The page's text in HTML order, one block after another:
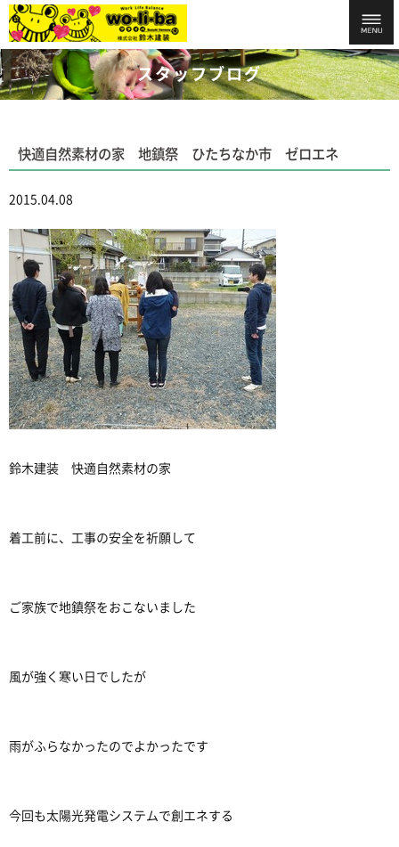
スタッフブログ
快適自然素材の家 地鎮祭 ひたちなか市 ゼロエネ
2015.04.08
鈴木建装 快適自然素材の家
着工前に、工事の安全を祈願して
ご家族で地鎮祭をおこないました
風が強く寒い日でしたが
雨がふらなかったのでよかったです
今回も太陽光発電システムで創エネする